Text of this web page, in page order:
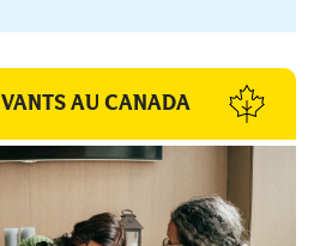
AU CANADA